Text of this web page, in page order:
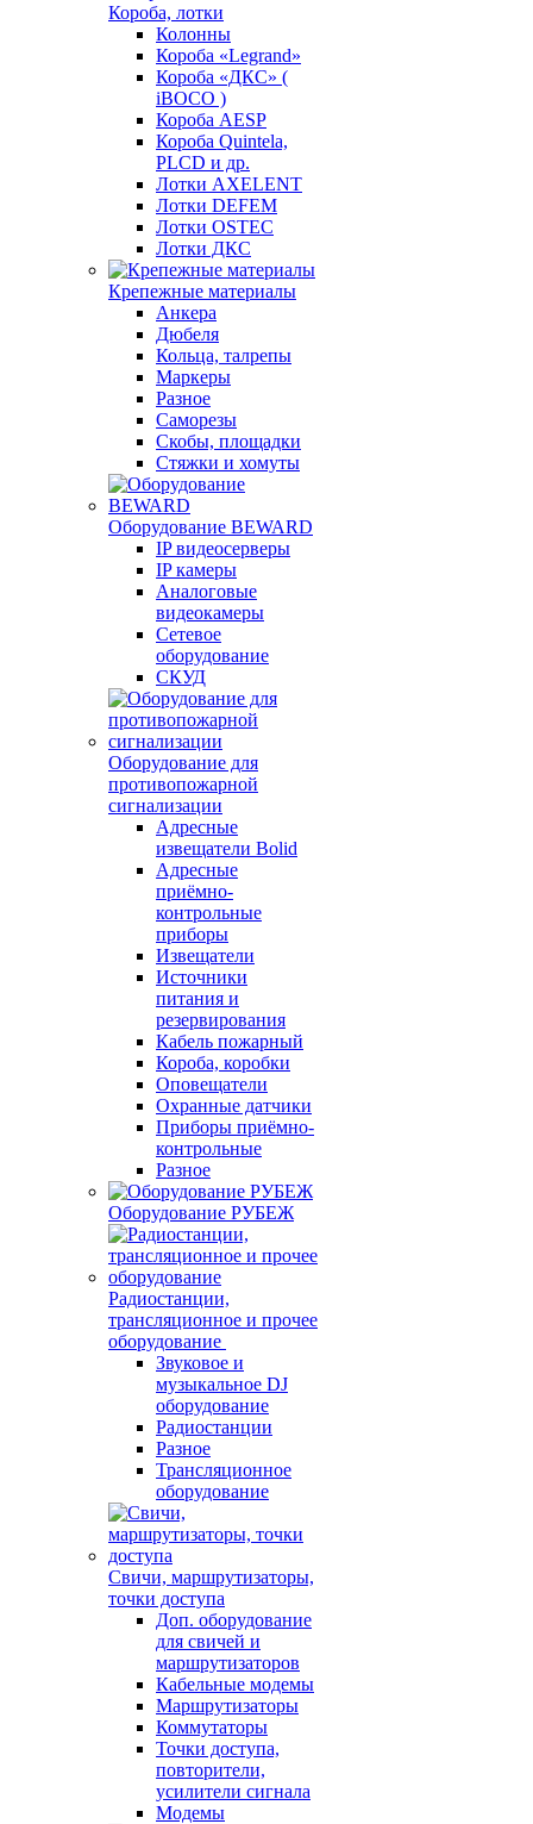
Короба, лотки
Колонны
Короба «Legrand»
Короба «ДКС» (
iBOCO )
Короба AESP
Короба Quintela,
PLCD и др.
Лотки AXELENT
Лотки DEFEM
Лотки OSTEC
Лотки ДКС
Крепежные материалы
Анкера
Дюбеля
Кольца, талрепы
Маркеры
Разное
Саморезы
Скобы, площадки
Стяжки и хомуты
Оборудование BEWARD
IP видеосерверы
IP камеры
Аналоговые
видеокамеры
Сетевое
оборудование
СКУД
Оборудование для
противопожарной
сигнализации
Адресные
извещатели Bolid
Адресные
приёмно-
контрольные
приборы
Извещатели
Источники
питания и
резервирования
Кабель пожарный
Короба, коробки
Оповещатели
Охранные датчики
Приборы приёмно-
контрольные
Разное
Оборудование РУБЕЖ
Радиостанции,
трансляционное и прочее
оборудование
Звуковое и
музыкальное DJ
оборудование
Радиостанции
Разное
Трансляционное
оборудование
Свичи, маршрутизаторы,
точки доступа
Доп. оборудование
для свичей и
маршрутизаторов
Кабельные модемы
Маршрутизаторы
Коммутаторы
Точки доступа,
повторители,
усилители сигнала
Модемы